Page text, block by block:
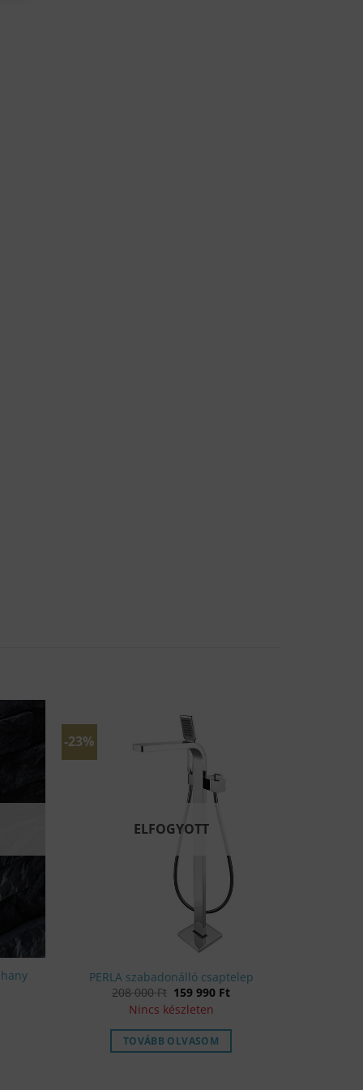
-23%
ELFOGYOTT
PERLA szabadonálló csaptelep
208 000Ft Original
price
was:
208
000 Ft.
159 990 FtCurrent
159
Nincs készleten
TOVÁBB OLVASOM